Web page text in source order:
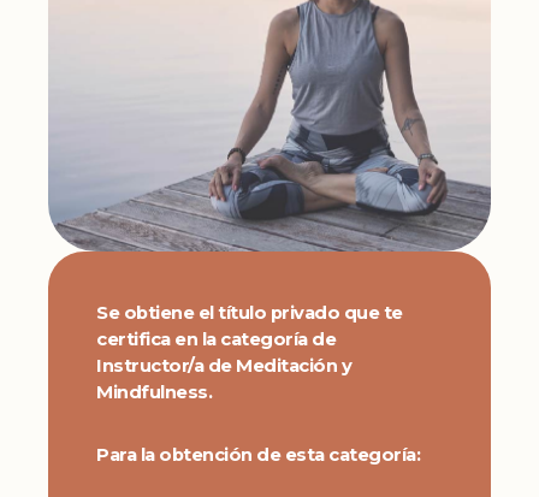
Se obtiene el título privado que te
certifica en la categoría de
Instructor/a de Meditación y
Mindfulness.
Para la obtención de esta categoría: